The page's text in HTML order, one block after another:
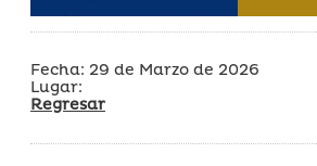
Fecha: 29 de Marzo de 2026
Lugar:
Regresar